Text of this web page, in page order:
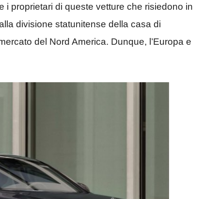
proprietari di queste vetture che risiedono in
divisione statunitense della casa di
del Nord America. Dunque, l’Europa e